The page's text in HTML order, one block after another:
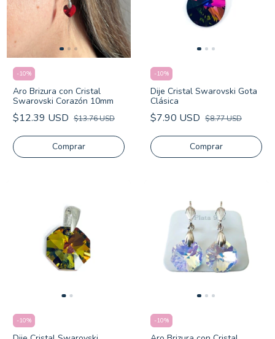
-10%
Aro Brizura con Cristal
Swarovski Corazón 10mm
$12.39 USD $13.76 USD
-10%
Dije Cristal Swarovski Gota
Clásica
$7.90 USD $8.77 USD
-10% -10%